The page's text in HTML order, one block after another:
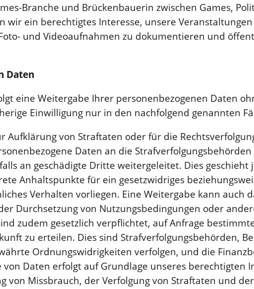
Branche und Brückenbauerin zwischen Games,
wir ein berechtigtes Interesse, unsere
und Videoaufnahmen zu dokumentieren und
Daten
eine Weitergabe Ihrer personenbezogenen Daten
Einwilligung nur in den nachfolgend genannten
Aufklärung von Straftaten oder für die
Daten an die Strafverfolgungsbehörden
an geschädigte Dritte weitergeleitet. Dies geschieht
Anhaltspunkte für ein gesetzwidriges
Verhalten vorliegen. Eine Weitergabe kann auch
Durchsetzung von Nutzungsbedingungen oder
zudem gesetzlich verpflichtet, auf Anfrage
zu erteilen. Dies sind Strafverfolgungsbehörden,
Ordnungswidrigkeiten verfolgen, und die
von Daten erfolgt auf Grundlage unseres berechtigten
von Missbrauch, der Verfolgung von Straftaten und